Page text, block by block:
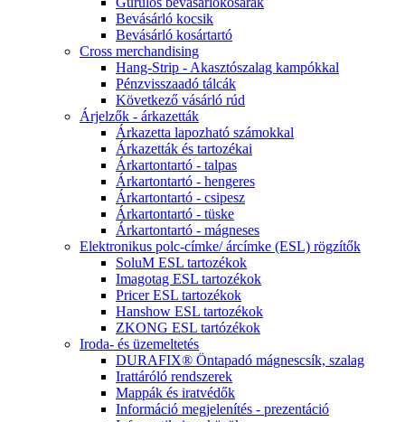
Bevásárló kocsik
Bevásárló kosártartó
Cross merchandising
Hang-Strip - Akasztószalag kampókkal
Pénzvisszaadó tálcák
Következő vásárló rúd
Árjelzők - árkazetták
Árkazetta lapozható számokkal
Árkazetták és tartozékai
Árkartontartó - talpas
Árkartontartó - hengeres
Árkartontartó - csipesz
Árkartontartó - tüske
Árkartontartó - mágneses
Elektronikus polc-címke/ árcímke (ESL) rögzítők
SoluM ESL tartozékok
Imagotag ESL tartozékok
Pricer ESL tartozékok
Hanshow ESL tartozékok
ZKONG ESL tartózékok
Iroda- és üzemeltetés
DURAFIX® Öntapadó mágnescsík, szalag
Irattáróló rendszerek
Mappák és iratvédők
Információ megjelenítés - prezentáció